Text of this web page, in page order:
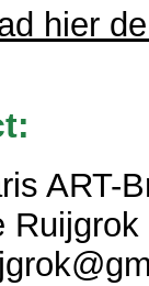
hier
ART-
Ruijgrok